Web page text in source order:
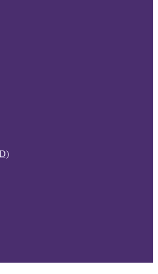
un nouvel onglet)
s'ouvre dans un nouvel onglet)
(PDF, s'ouvre dans un nouvel onglet)
dans un nouvel onglet)